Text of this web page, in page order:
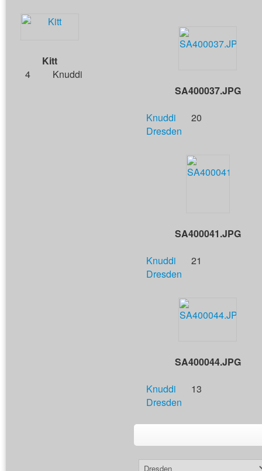
Kitt
4
Knuddi
SA400037.JPG
Knuddi
20
Dresden
SA400041.JPG
Knuddi
21
Dresden
SA400044.JPG
Knuddi
13
Dresden